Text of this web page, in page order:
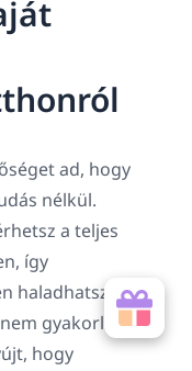
ad, hogy
nélkül.
a teljes
így
haladhatsz. A
gyakorlati
hogy